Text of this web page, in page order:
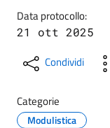
Data protocollo:
21 ott 2025
Condividi
Categorie
Modulistica